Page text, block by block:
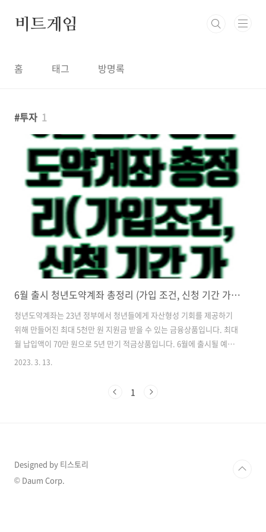
비트게임
홈 태그 방명록
투자 1
6월 출시 청년도약계좌 총정리 (가입 조건, 신청 기간 가입 방법 등)
청년도약계좌는 23년 정부에서 청년들에게 자산형성 기회를 제공하기
위해 만들어진 최대 5천만 원 지원금 받을 수 있는 금융상품입니다. 최대
월 납입액이 70만 원으로 5년 만기 적금상품입니다. 6월에 출시될 예정
이며 가입 조건, 신청 기간, 가입방법 등을 살펴보도록 하겠습니다. 목차
클릭하세요) 가입 조건 가입 연령 : 만 19세~34세의 청년입니다. (병역
2023. 3. 13.
1
Designed by 티스토리
© Daum Corp.